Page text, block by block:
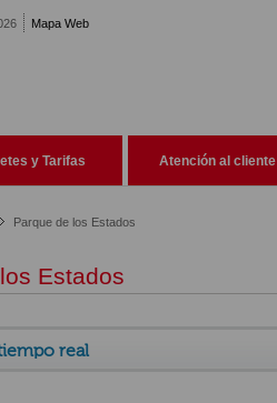
Mapa Web
y Tarifas Atención al cliente
Parque de los Estados
Estados
real